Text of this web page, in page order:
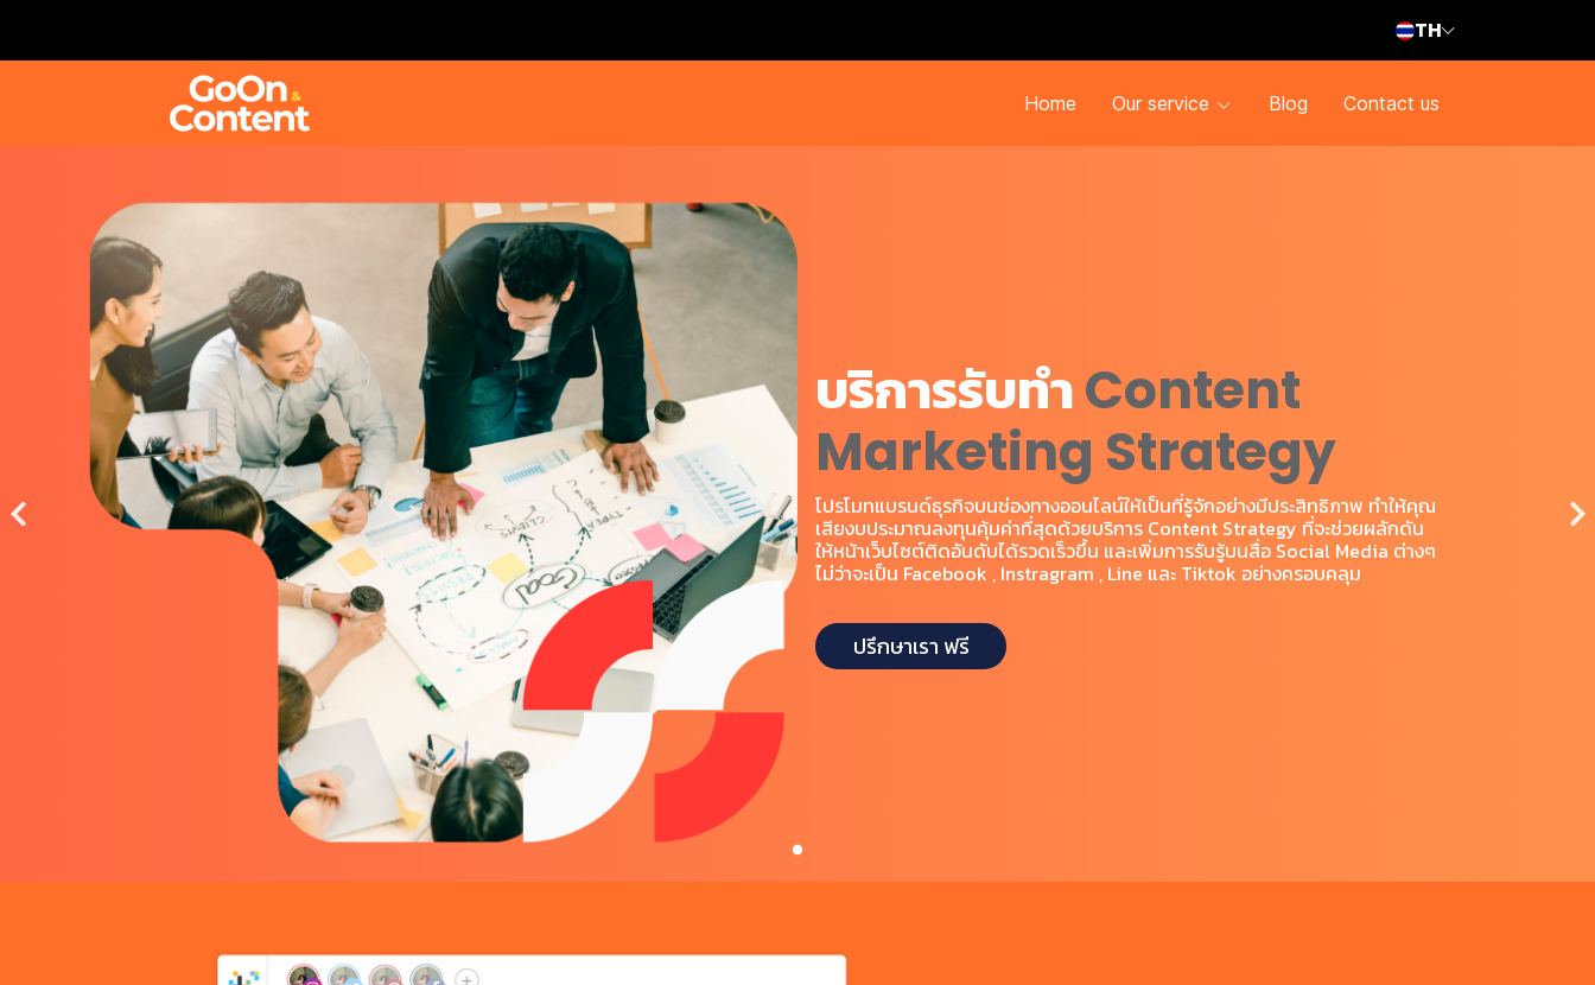
TH
Home Our service Blog Contact us
บริการรับทำContent
Marketing Strategy
โปรโมทแบรนด์ธุรกิจบนช่องทางออนไลน์ให้เป็นที่รู้จักอย่างมีประสิทธิภาพ ทำให้คุณ
เสียงบประมาณลงทุนคุ้มค่าที่สุดด้วยบริการ Content Strategy ที่จะช่วยผลักดัน
ให้หน้าเว็บไซต์ติดอันดับได้รวดเร็วขึ้น และเพิ่มการรับรู้บนสื่อ Social Media ต่างๆ
ไม่ว่าจะเป็น Facebook , Instragram , Line และ Tiktok อย่างครอบคลุม
ปรึกษาเรา ฟรี